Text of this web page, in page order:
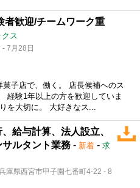
者歓迎/チームワーク重
ス
- 7月28日
菓子店で、働く。 店長候補へのス
経験1年以上の方を歓迎していま
を大切に。 大好きなス...
給与計算、法人設立、
ルタント業務 - 新着 - 求
庫県西宮市甲子園七番町4-22 - 8